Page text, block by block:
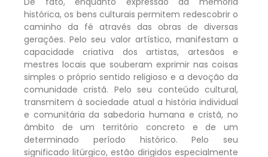
histórica, os bens culturais permitem redescobrir o
caminho da fé através das obras de diversas
gerações. Pelo seu valor artístico, manifestam a
capacidade criativa dos artistas, artesãos e
mestres locais que souberam exprimir nas coisas
simples o próprio sentido religioso e a devoção da
comunidade cristã. Pelo seu conteúdo cultural,
transmitem à sociedade atual a história individual
e comunitária da sabedoria humana e cristã, no
âmbito de um território concreto e de um
determinado período histórico. Pelo seu
significado litúrgico, estão dirigidos especialmente